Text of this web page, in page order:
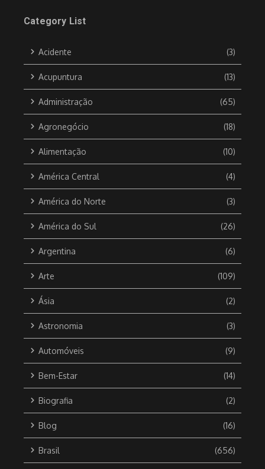
Category List
Acidente (3)
Acupuntura (13)
Administração (65)
Agronegócio (18)
Alimentação (10)
América Central (4)
América do Norte (3)
América do Sul (26)
Argentina (6)
Arte (109)
Ásia (2)
Astronomia (3)
Automóveis (9)
Bem-Estar (14)
Biografia (2)
Blog (16)
Brasil (656)